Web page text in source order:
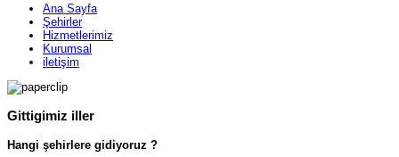
Ana Sayfa
Şehirler
Hizmetlerimiz
Kurumsal
iletişim
Gittigimiz iller
Hangi şehirlere gidiyoruz ?